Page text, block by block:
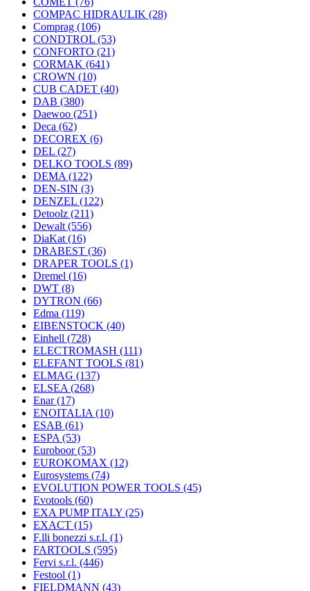
COMPAC HIDRAULIK (28)
Comprag (106)
CONDTROL (53)
CONFORTO (21)
CORMAK (641)
CROWN (10)
CUB CADET (40)
DAB (380)
Daewoo (251)
Deca (62)
DECOREX (6)
DEL (27)
DELKO TOOLS (89)
DEMA (122)
DEN-SIN (3)
DENZEL (122)
Detoolz (211)
Dewalt (556)
DiaKat (16)
DRABEST (36)
DRAPER TOOLS (1)
Dremel (16)
DWT (8)
DYTRON (66)
Edma (119)
EIBENSTOCK (40)
Einhell (728)
ELECTROMASH (111)
ELEFANT TOOLS (81)
ELMAG (137)
ELSEA (268)
Enar(17)
ENOITALIA (10)
ESAB (61)
ESPA (53)
Euroboor(53)
EUROKOMAX (12)
Eurosystems (74)
EVOLUTION POWER TOOLS (45)
Evotools (60)
EXA PUMP ITALY (25)
EXACT (15)
F.lli bonezzi s.r.l. (1)
FARTOOLS (595)
Fervi s.r.l. (446)
Festool (1)
FIELDMANN (43)